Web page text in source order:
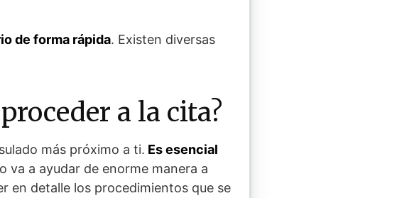
de forma rápida. Existen diversas
a la cita?
más próximo a ti. Es esencial
va a ayudar de enorme manera a
en detalle los procedimientos que se